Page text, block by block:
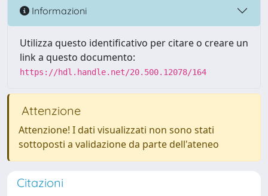
Informazioni
Utilizza questo identificativo per citare o creare un
link a questo documento:
https://hdl.handle.net/20.500.12078/164
Attenzione
Attenzione! I dati visualizzati non sono stati
sottoposti a validazione da parte dell'ateneo
Citazioni